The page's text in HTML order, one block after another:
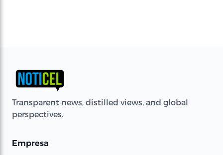
Transparent news, distilled views, and global
perspectives.
Empresa